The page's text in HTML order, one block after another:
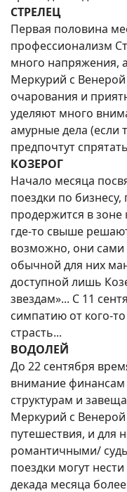
СТРЕЛЕЦ
Первая половина
профессионализм
много напряжения,
Меркурий с
очарования и
уделяют много
амурные дела (если
предпочтут
КОЗЕРОГ
Начало месяца
поездки по
продержится в
где-то свыше
возможно, они сами
обычной для них
доступной лишь
звездам»... С 11
симпатию от кого-
страсть...
ВОДОЛЕЙ
До 22 сентября
внимание финансам
структурам и
Меркурий с
путешествия, и для
романтичными/
поездки могут
декада месяца